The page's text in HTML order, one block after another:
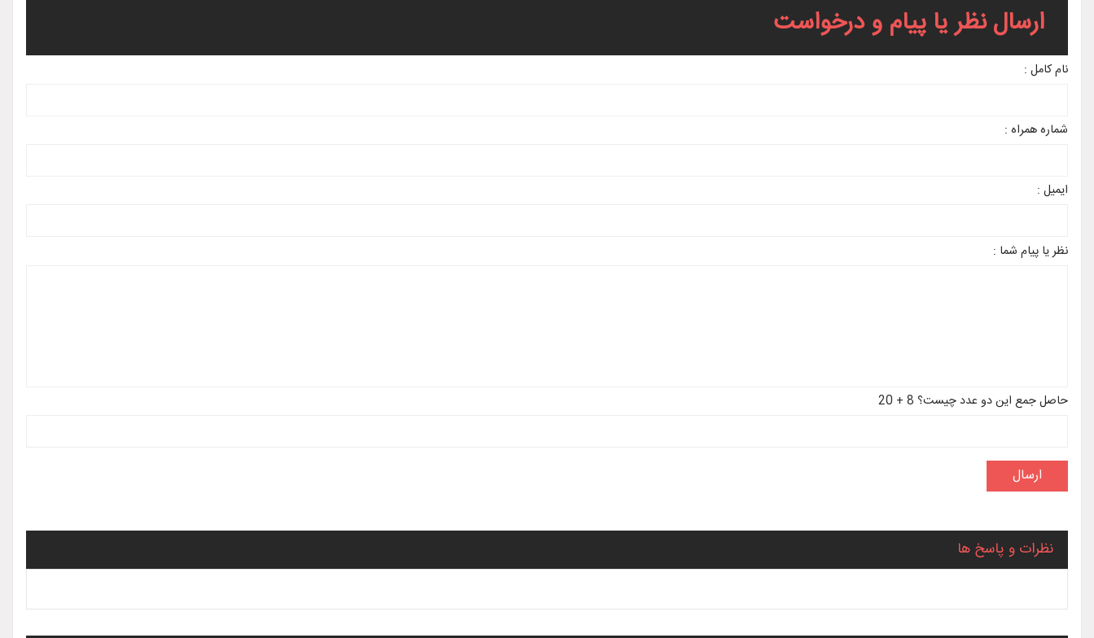
ارسال نظر یا پیام و درخواست
نام کامل :
شماره همراه :
ایمیل :
نظر یا پیام شما :
حاصل جمع این دو عدد چیست؟ 8 + 20
نظرات و پاسخ ها